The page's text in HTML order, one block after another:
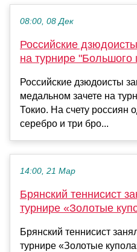
08:00, 08 Дек
Российские
на турнире
Российские дзюдоисты
медальном зачете на
Токио. На счету россиян
серебро и три бро...
14:00, 21 Мар
Брянский теннисист
турнире «Золотые
Брянский теннисист
турнире «Золотые